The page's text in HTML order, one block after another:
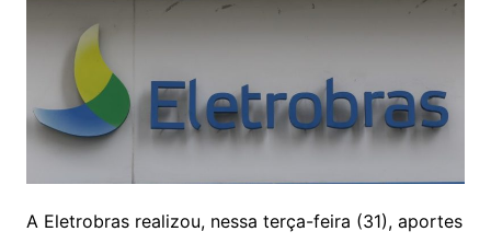
A Eletrobras realizou, nessa terça-feira (31), aportes